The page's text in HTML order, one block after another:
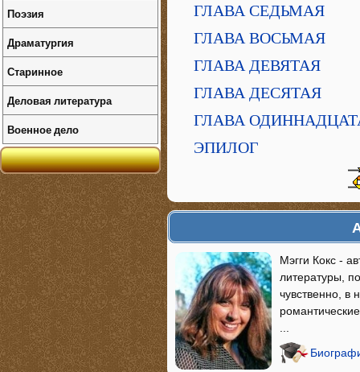
ГЛАВА СЕДЬМАЯ
ГЛАВА ВОСЬМАЯ
ГЛАВА ДЕВЯТАЯ
ГЛАВА ДЕСЯТАЯ
ГЛАВА
ЭПИЛОГ
Мэгги Кокс -
литературы,
чувственно, в
Поэзия
Драматургия
Старинное
Деловая литература
Военное дело